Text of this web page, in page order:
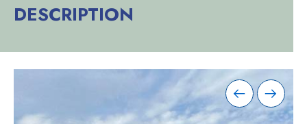
DESCRIPTION